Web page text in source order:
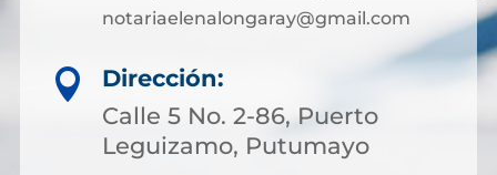
notariaelenalongaray@gmail.com

Dirección:
Calle 5 No. 2-86, Puerto
Leguizamo, Putumayo